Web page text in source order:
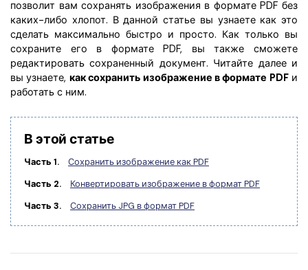
Новый PDFelement 12умнее, быстрее,
проще
От AI-функций до пакетных инструментов: новый
Скачать бесплатно
Скрыть фрагменты PDF Новый
PDF OCR
Извлечение данных из PDF
Защита PDF паролем
Комплексные решения
IT-служба
Юриспруденция
Здравоохранение
Канал на YouTube
Сообщество ВКонтакте
Канал Яндекс Дзен
позволит вам сохранять изображения в формате PDF без
каких-либо хлопот. В данной статье вы узнаете как это
сделать максимально быстро и просто. Как только вы
сохраните его в формате PDF, вы также сможете
редактировать сохраненный документ. Читайте далее и
вы узнаете, как сохранить изображение в формате PDFи
работать с ним.
В этой статье
Часть 1.
Сохранить изображение как PDF
Часть 2.
Конвертировать изображение в формат PDF
Часть 3.
Сохранить JPG в формат PDF